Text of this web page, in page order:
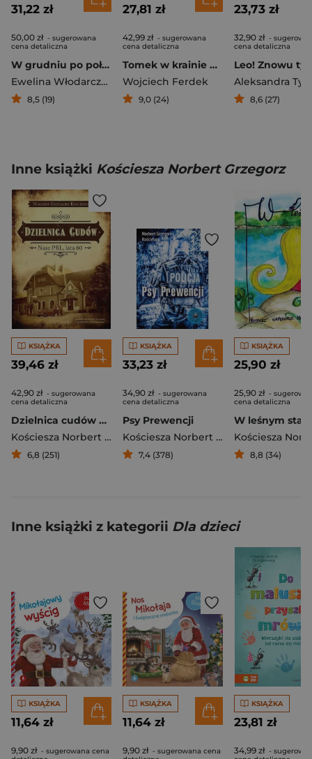
31,22 zł
50,00 zł - sugerowana
cena detaliczna
W grudniu po południu, czyli trochę inny kalendarz adwentowy
Ewelina Włodarczyk
8,5 (19)
27,81 zł
42,99 zł - sugerowana
cena detaliczna
Tomek w krainie piramid
Wojciech Ferdek
9,0 (24)
23,73 zł
32,90 zł -
cena detaliczna
Aleksandra Tyl
8,6 (27)
Inne książki Kościesza Norbert Grzegorz
KSIĄŻKA
39,46 zł
42,90 zł - sugerowana
cena detaliczna
Dzielnica cudów Nasz PRL, lata 80
Kościesza Norbert Grzegorz
6,8 (251)
KSIĄŻKA
33,23 zł
34,90 zł - sugerowana
cena detaliczna
Psy Prewencji
Kościesza Norbert Grzegorz
7,4 (378)
KSIĄŻKA
25,90 zł
25,90 zł -
cena detaliczna
W leśnym
8,8 (34)
Inne książki z kategorii Dla dzieci
KSIĄŻKA
11,64 zł
9,90 zł - sugerowana cena
KSIĄŻKA
11,64 zł
9,90 zł - sugerowana cena
KSIĄŻKA
23,81 zł
34,99 zł -